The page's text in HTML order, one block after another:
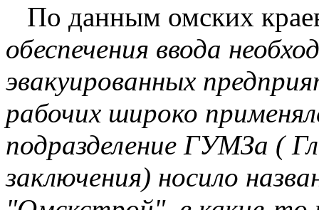
По данным омских
обеспечения ввода
эвакуированных
рабочих широко
подразделение ГУМЗа (
заключения) носило